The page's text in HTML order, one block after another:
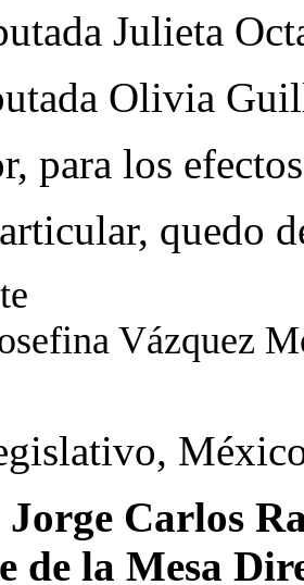
Julieta
Olivia
para los
quedo
Vázquez
Carlos
de la Mesa